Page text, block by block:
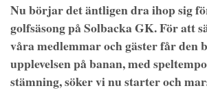
Nu börjar det äntligen dra ihop sig
golfsäsong på Solbacka GK. För att
våra medlemmar och gäster får den
upplevelsen på banan, med
stämning, söker vi nu starter och